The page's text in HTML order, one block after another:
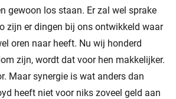
gewoon los staan. Er zal wel sprake
zijn er dingen bij ons ontwikkeld waar
oren naar heeft. Nu wij honderd
zijn, wordt dat voor hen makkelijker.
Maar synergie is wat anders dan
heeft niet voor niks zoveel geld aan